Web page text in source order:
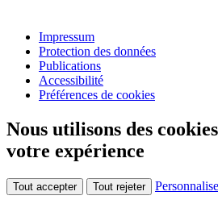
Impressum
Protection des données
Publications
Accessibilité
Préférences de cookies
Nous utilisons des
votre expérience
Tout accepter Tout rejeter